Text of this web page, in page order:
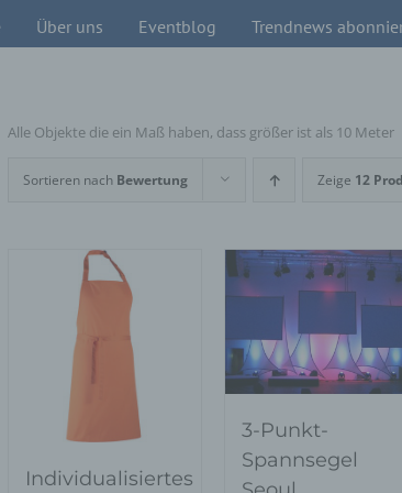
Über uns Eventblog Trendnews
Alle Objekte die ein Maß haben, dass größer ist als 10 Meter
Sortieren nach Bewertung Zeige 12
Individualisiertes
3-Punkt-
Spannsegel